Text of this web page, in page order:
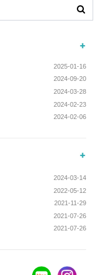
2025-01-16
2024-09-20
2024-03-28
2024-02-23
2024-02-06
2024-03-14
2022-05-12
2021-11-29
2021-07-26
2021-07-26